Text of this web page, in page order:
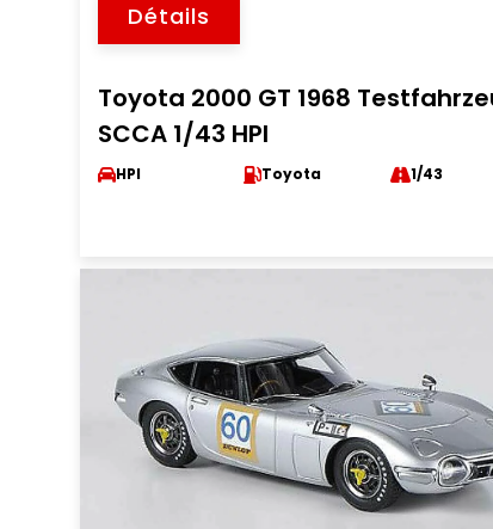
Détails
Toyota 2000 GT 1968
SCCA 1/43 HPI
HPI Toyota 1/43